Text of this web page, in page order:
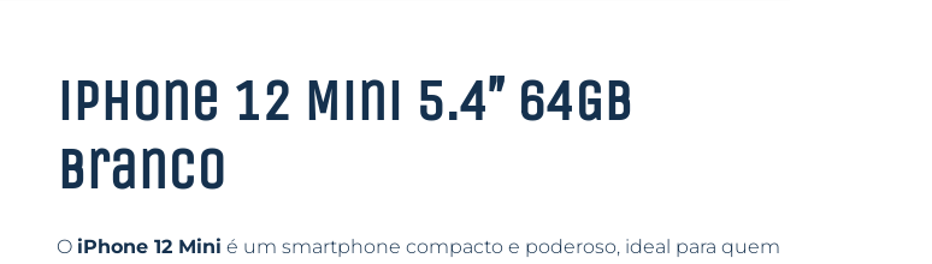
iPhone 12 Mini 5.4″ 64GB
Branco
O iPhone 12 Mini é um smartphone compacto e poderoso, ideal para quem